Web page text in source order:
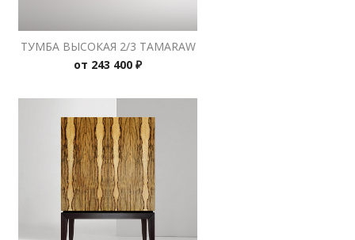
ТУМБА ВЫСОКАЯ 2/3 TAMARAW
от 243 400 ₽